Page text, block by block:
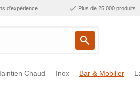
d'expérience Plus de 25.000 produits
Chaud Inox Bar & Mobilier